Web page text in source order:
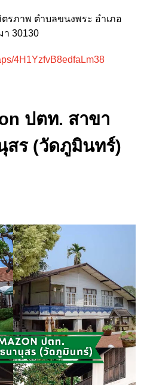
รภาพ ตำบลขนงพระ อำเภอ
30130
4H1YzfvB8edfaLm38
ปตท. สาขา
สร (วัดภูมินทร์)